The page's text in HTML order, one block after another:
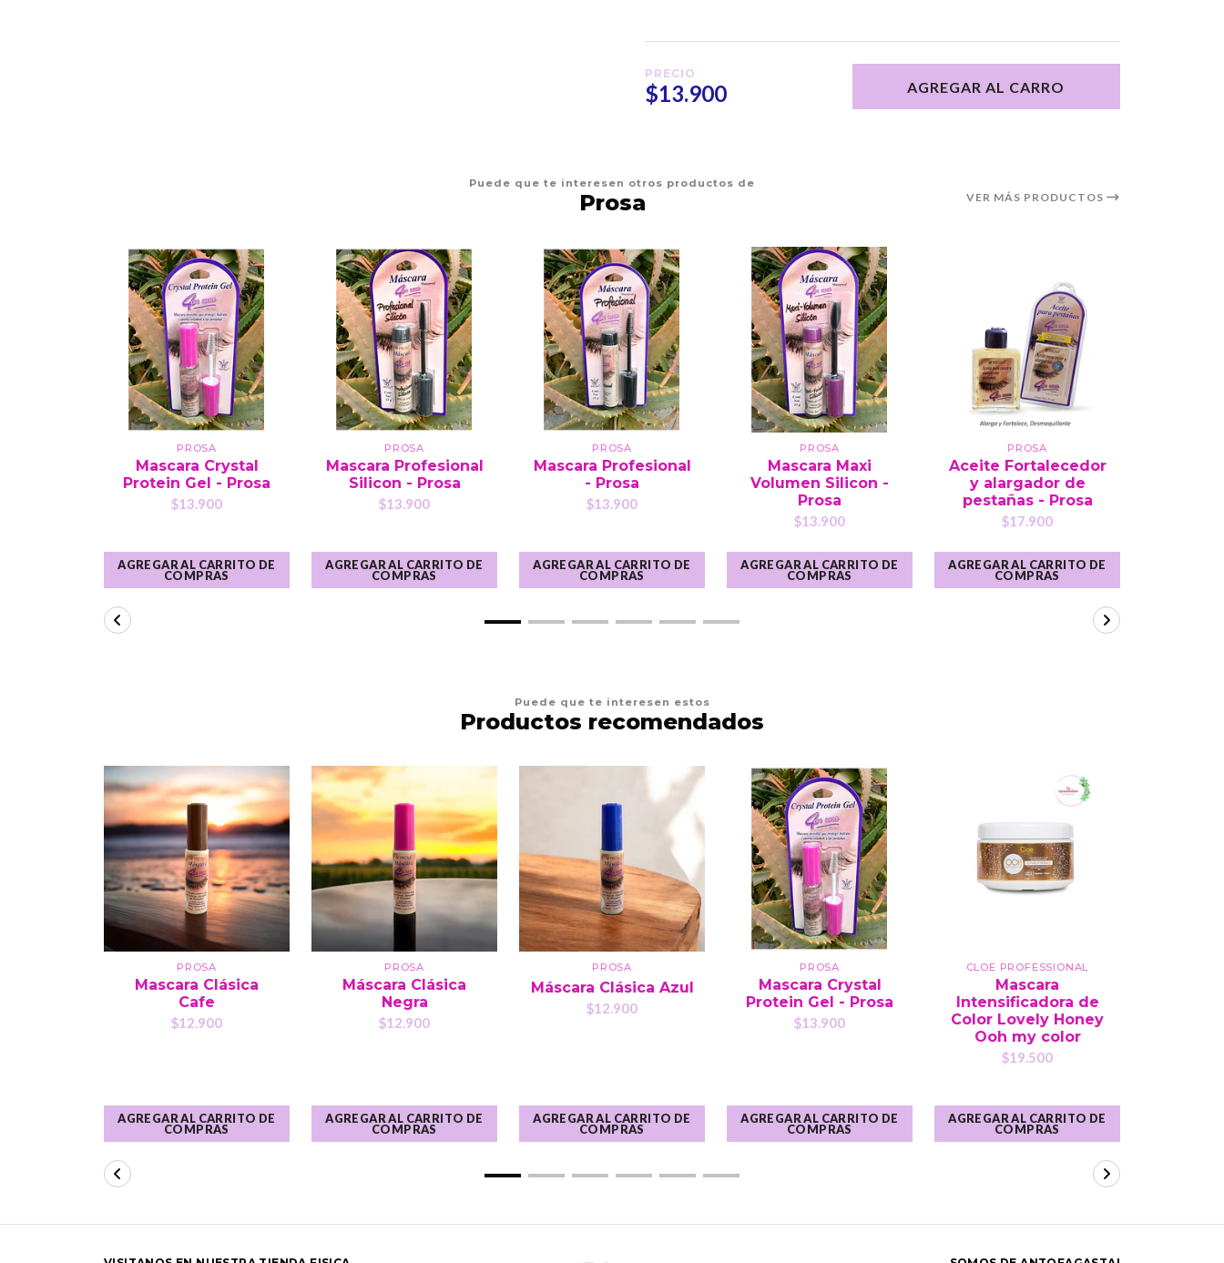
PRECIO
$13.900 AGREGAR AL CARRO
Puede que te interesen otros productos de
Prosa VER MÁS PRODUCTOS
PROSA
Mascara Crystal
Protein Gel - Prosa
$13.900
AGREGAR AL CARRITO DE
COMPRAS
PROSA
Mascara Profesional
Silicon - Prosa
$13.900
AGREGAR AL CARRITO DE
COMPRAS
PROSA
Mascara Profesional
- Prosa
$13.900
AGREGAR AL CARRITO DE
COMPRAS
PROSA
Mascara Maxi
Volumen Silicon -
Prosa
$13.900
AGREGAR AL CARRITO DE
COMPRAS
PROSA
Aceite Fortalecedor
y alargador de
pestañas - Prosa
$17.900
AGREGAR AL CARRITO DE
COMPRAS
Puede que te interesen estos
Productos recomendados
PROSA
Mascara Clásica
Cafe
$12.900
AGREGAR AL CARRITO DE
COMPRAS
PROSA
Máscara Clásica
Negra
$12.900
AGREGAR AL CARRITO DE
COMPRAS
PROSA
Máscara Clásica Azul
$12.900
AGREGAR AL CARRITO DE
COMPRAS
PROSA
Mascara Crystal
Protein Gel - Prosa
$13.900
AGREGAR AL CARRITO DE
COMPRAS
CLOE PROFESSIONAL
Mascara
Intensificadora de
Color Lovely Honey
Ooh my color
$19.500
AGREGAR AL CARRITO DE
COMPRAS